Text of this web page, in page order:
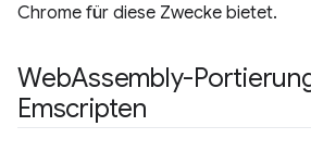
Chrome für diese Zwecke bietet.
WebAssembly-
Emscripten